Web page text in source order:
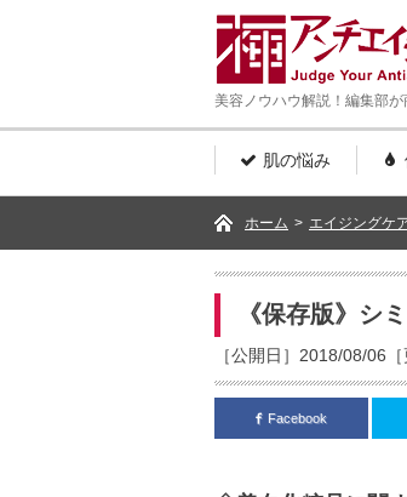
美容ノウハウ解説！編集部
肌の悩み
ホーム > エイジングケ
《保存版》シ
［公開日］2018/08/06
Facebook